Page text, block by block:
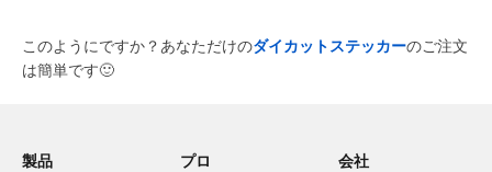
このようにですか？あなただけのダイカットステッカーのご注文
は簡単です🙂
製品
プロ
会社